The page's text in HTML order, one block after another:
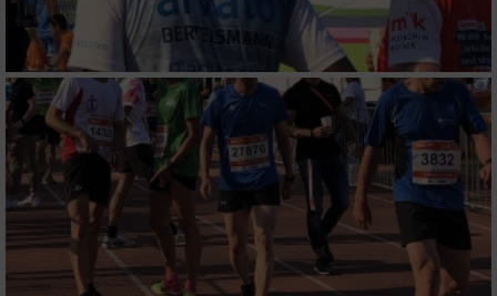
Verwendung von Profilen zur Auswahl
personalisierter Werbung
Erstellung von Profilen zur Personalisierung
von Inhalten
Verwendung von Profilen zur Auswahl
personalisierter Inhalte
Messung der Werbeleistung